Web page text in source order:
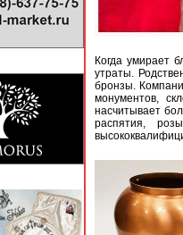
Когда умирает
утраты.
бронзы.
монументов,
насчитывает
распятия,